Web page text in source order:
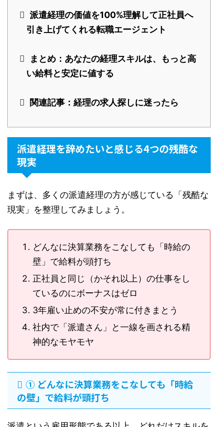
派遣経理の価値を100%理解して正社員へ
引き上げてくれる転職エージェント
まとめ：あなたの経理スキルは、もっと高
い給料と安定に値する
関連記事：経理の求人探しに迷ったら
派遣経理を辞めたいと感じる4つの残酷な
現実
まずは、多くの派遣経理の方が感じている「残酷な
現実」を整理してみましょう。
どんなに決算業務をこなしても「時給の
壁」で給料が頭打ち
正社員と同じ（かそれ以上）の仕事をし
ているのにボーナスはゼロ
3年雇い止めの不安が常に付きまとう
社内で「派遣さん」と一線を画される精
神的なモヤモヤ
① どんなに決算業務をこなしても「時給
の壁」で給料が頭打ち